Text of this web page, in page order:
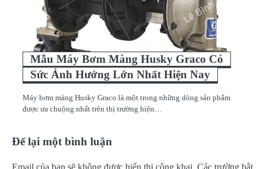
Mẫu Máy Bơm Màng Husky Graco Có
Sức Ảnh Hưởng Lớn Nhất Hiện Nay
Máy bơm màng Husky Graco là một trong những dòng sản phẩm
được ưa chuộng nhất trên thị trường hiện…
Để lại một bình luận
Email của bạn sẽ không được hiển thị công khai. Các trường bắt